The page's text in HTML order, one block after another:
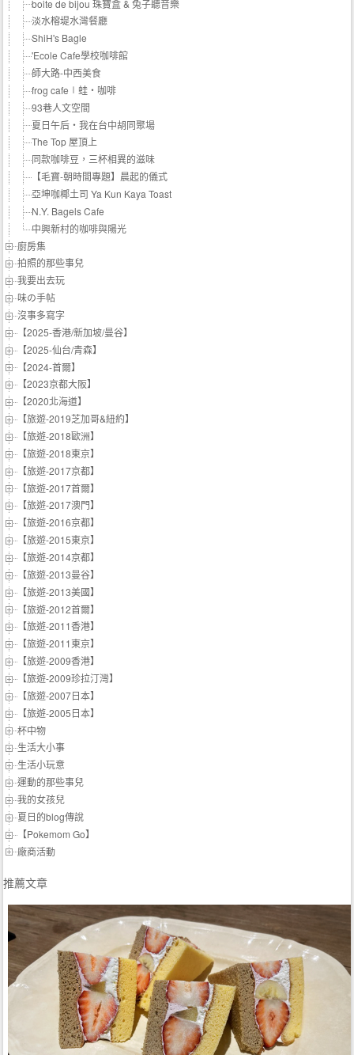
boite de bijou 珠寶盒 & 兔子聽音樂
淡水榕堤水灣餐廳
ShiH's Bagle
'Ecole Cafe學校咖啡館
師大路-中西美食
frog cafe∣蛙‧咖啡
93巷人文空間
夏日午后‧我在台中胡同聚場
The Top 屋頂上
同款咖啡豆，三杯相異的滋味
【毛寶-朝時間專題】晨起的儀式
亞坤咖椰土司 Ya Kun Kaya Toast
N.Y. Bagels Cafe
中興新村的咖啡與陽光
廚房集
拍照的那些事兒
我要出去玩
味の手帖‬
沒事多寫字
【2025-香港/新加坡/曼谷】
【2025-仙台/青森】
【2024-首爾】
【2023京都大阪】
【2020北海道】
【旅遊-2019芝加哥&紐約】
【旅遊-2018歐洲】
【旅遊-2018東京】
【旅遊-2017京都】
【旅遊-2017首爾】
【旅遊-2017澳門】
【旅遊-2016京都】
【旅遊-2015東京】
【旅遊-2014京都】
【旅遊-2013曼谷】
【旅遊-2013美國】
【旅遊-2012首爾】
【旅遊-2011香港】
【旅遊-2011東京】
【旅遊-2009香港】
【旅遊-2009珍拉汀灣】
【旅遊-2007日本】
【旅遊-2005日本】
杯中物
生活大小事
生活小玩意
運動的那些事兒
我的女孩兒
夏日的blog傳說
【Pokemom Go】
廠商活動
推薦文章